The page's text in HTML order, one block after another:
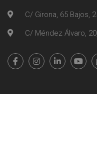
C/ Girona, 65 Bajos,
C/ Méndez Álvaro,